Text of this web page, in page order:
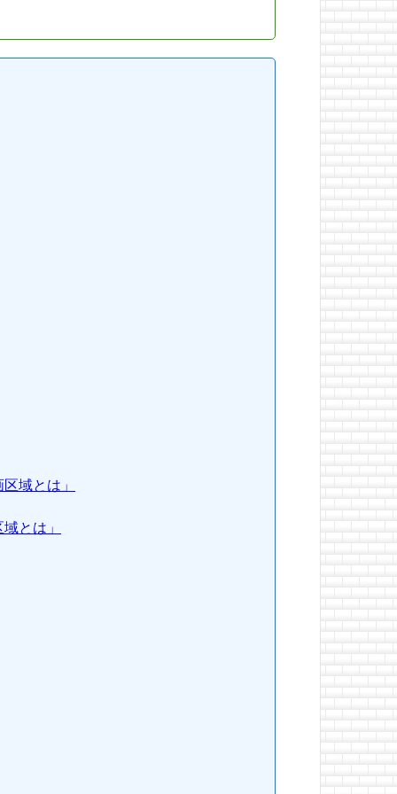
域とは」
とは」